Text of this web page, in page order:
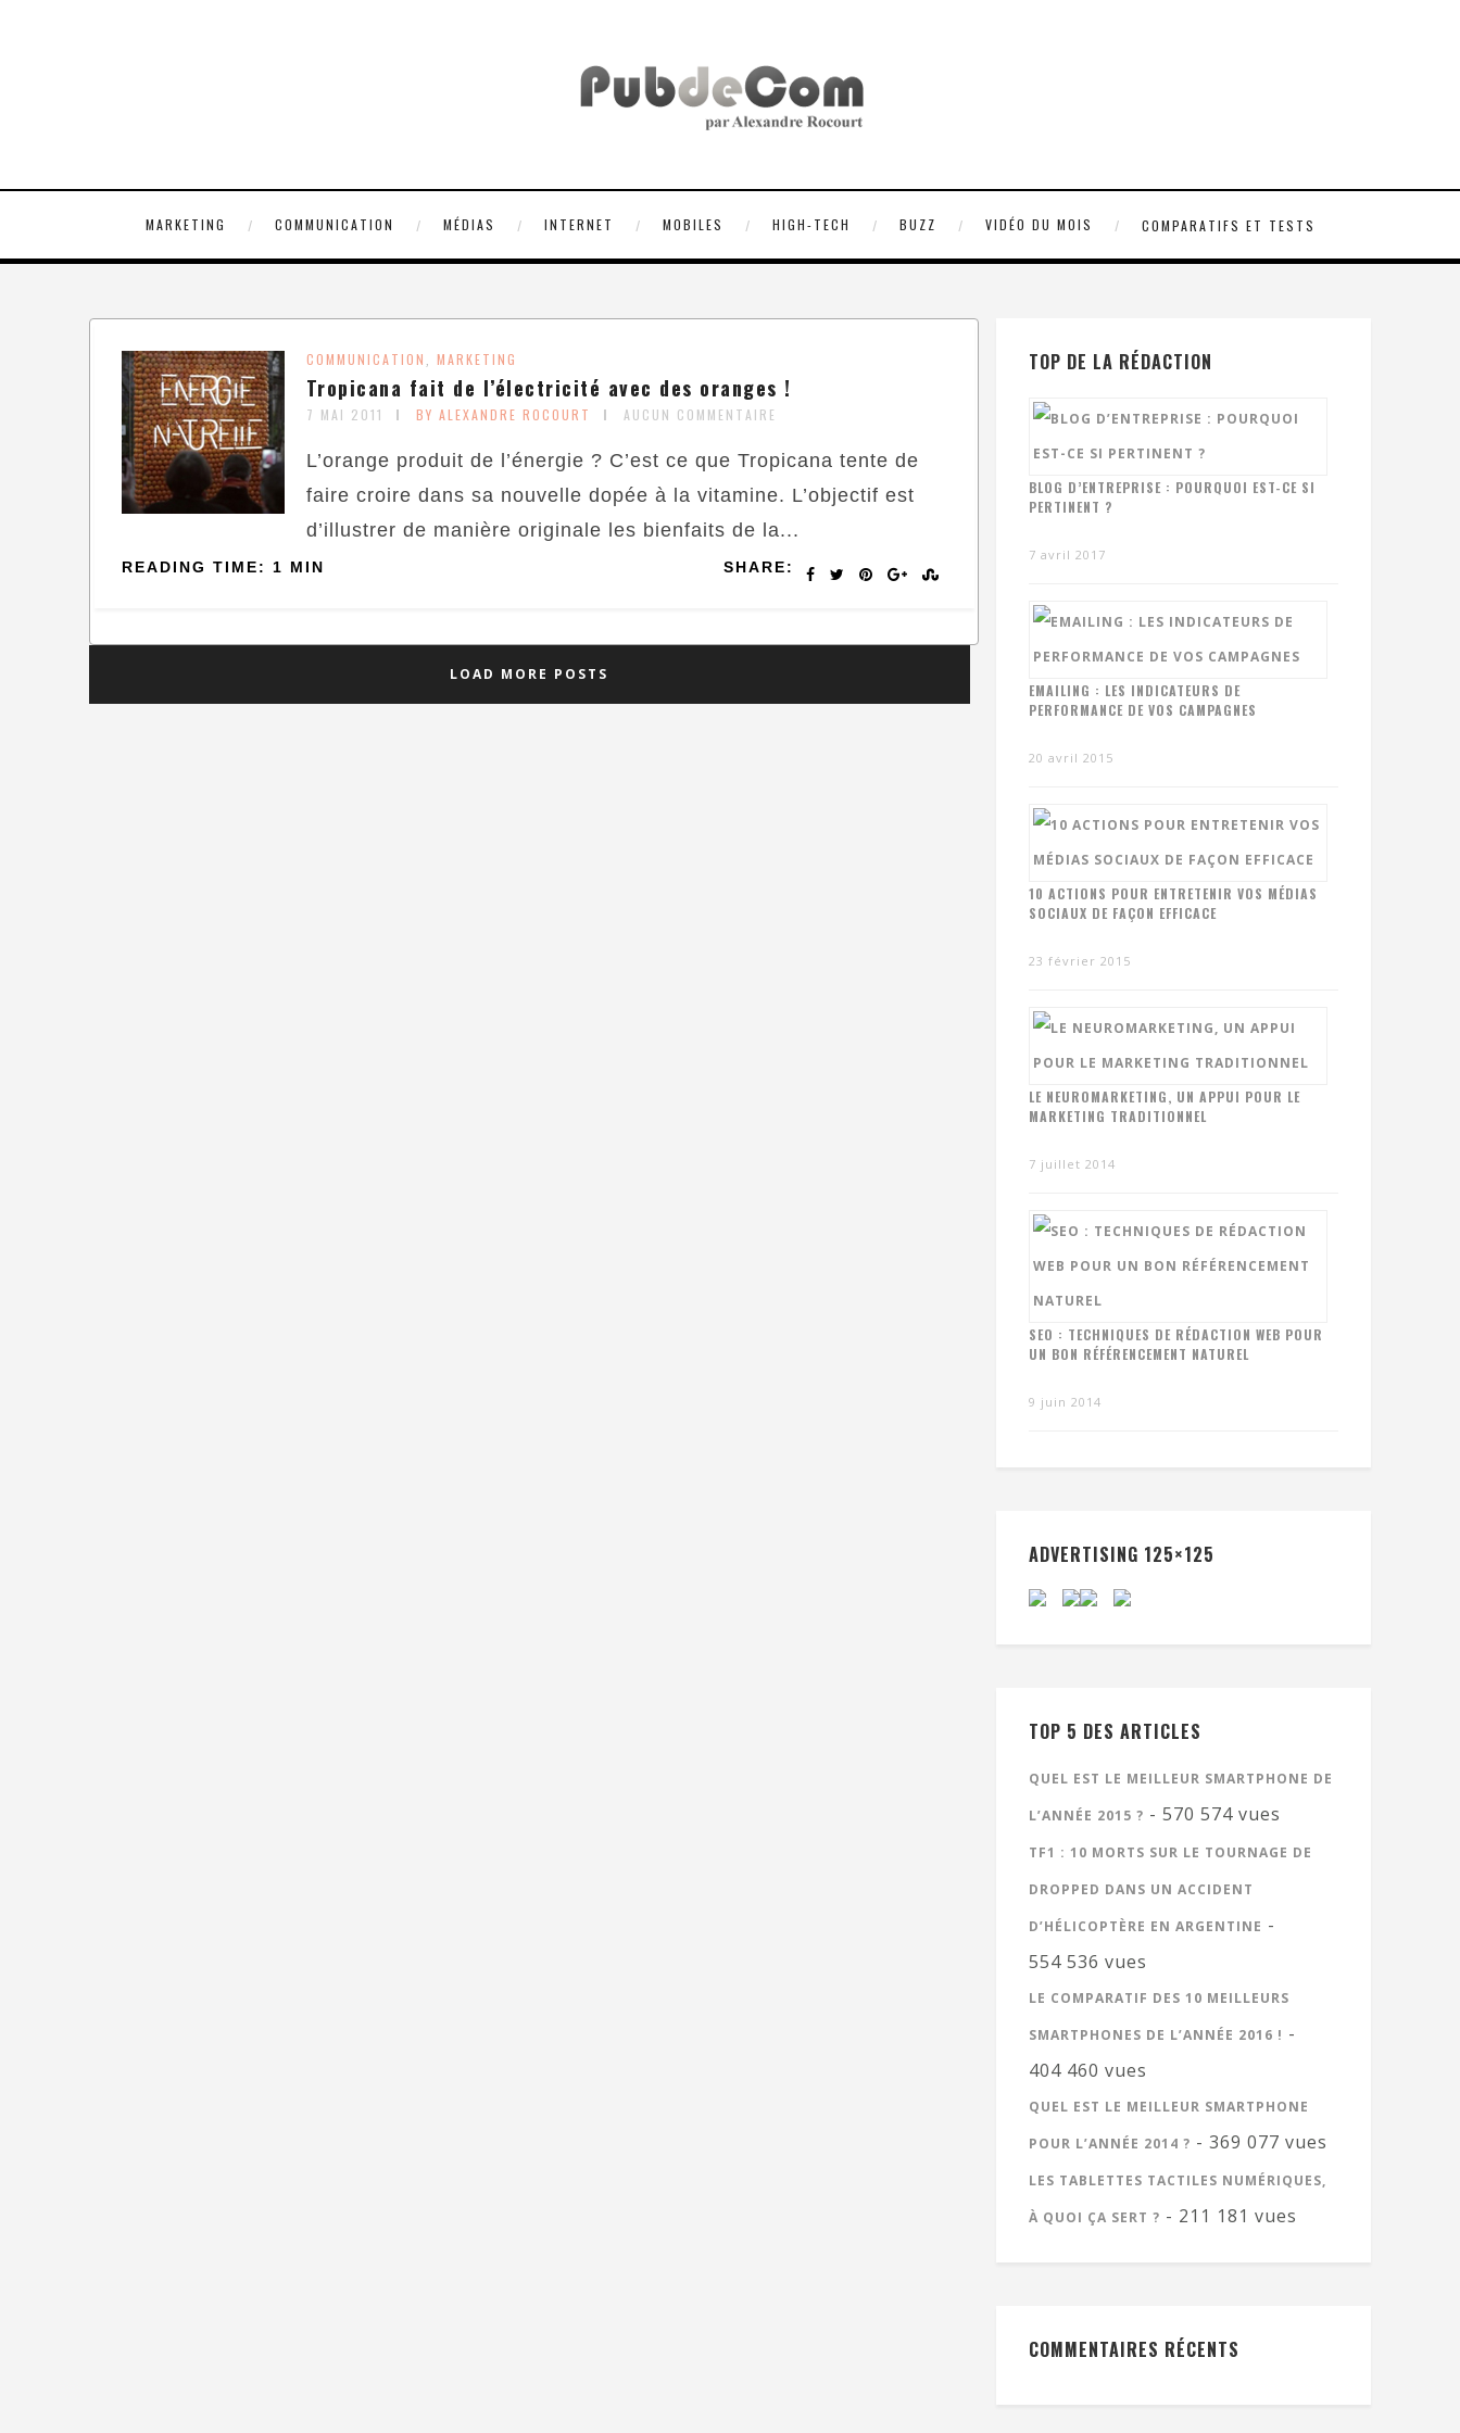
MARKETING COMMUNICATION MÉDIAS INTERNET MOBILES HIGH-TECH BUZZ VIDÉO DU MOIS COMPARATIFS ET TESTS
COMMUNICATION MARKETING
Tropicana fait de l’électricité avec des oranges !
7 MAI 2011 BY ALEXANDRE ROCOURT AUCUN COMMENTAIRE
L’orange produit de l’énergie ? C’est ce que Tropicana tente de
faire croire dans sa nouvelle dopée à la vitamine. L’objectif est
d’illustrer de manière originale les bienfaits de la...
SHARE:
READING TIME: 1 MIN
LOAD MORE POSTS
TOP DE LA RÉDACTION
BLOG D’ENTREPRISE : POURQUOI EST-CE SI
PERTINENT ?
7 avril 2017
EMAILING : LES INDICATEURS DE
PERFORMANCE DE VOS CAMPAGNES
20 avril 2015
10 ACTIONS POUR ENTRETENIR VOS MÉDIAS
SOCIAUX DE FAÇON EFFICACE
23 février 2015
LE NEUROMARKETING, UN APPUI POUR LE
MARKETING TRADITIONNEL
7 juillet 2014
SEO : TECHNIQUES DE RÉDACTION WEB POUR
UN BON RÉFÉRENCEMENT NATUREL
9 juin 2014
ADVERTISING 125×125
TOP 5 DES ARTICLES
QUEL EST LE MEILLEUR SMARTPHONE DE
L’ANNÉE 2015 ? - 570 574 vues
TF1 : 10 MORTS SUR LE TOURNAGE DE
DROPPED DANS UN ACCIDENT
D’HÉLICOPTÈRE EN ARGENTINE -
554 536 vues
LE COMPARATIF DES 10 MEILLEURS
SMARTPHONES DE L’ANNÉE 2016 ! -
404 460 vues
QUEL EST LE MEILLEUR SMARTPHONE
POUR L’ANNÉE 2014 ? - 369 077 vues
LES TABLETTES TACTILES NUMÉRIQUES,
À QUOI ÇA SERT ? - 211 181 vues
COMMENTAIRES RÉCENTS